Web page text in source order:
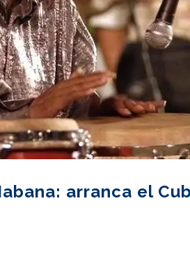
arranca el